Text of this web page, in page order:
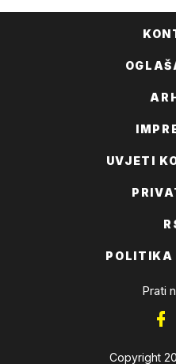
UVJETI
POLITIKA
Prati
Copyright